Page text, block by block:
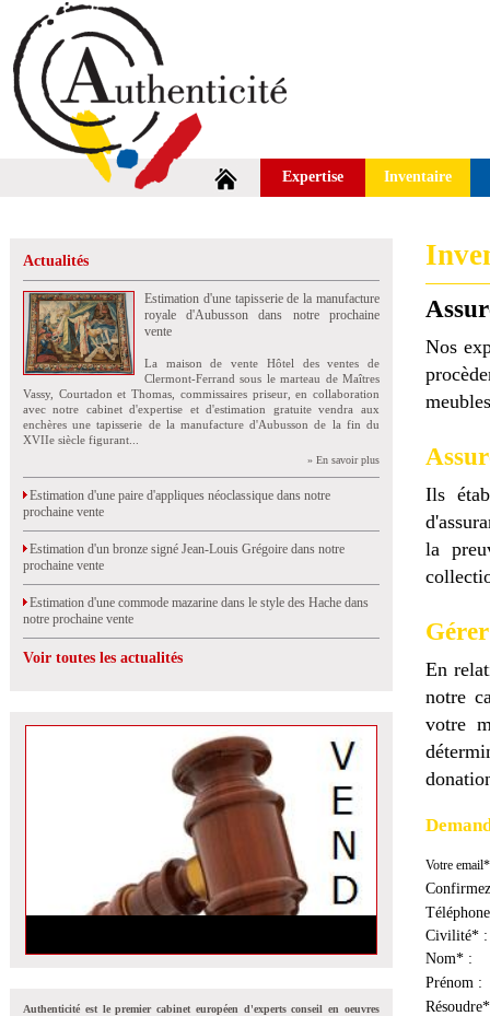
Expertise Inventaire
Actualités
Estimation d'une tapisserie de la manufacture
royale d'Aubusson dans notre prochaine
vente
La maison de vente Hôtel des ventes de
Clermont-Ferrand sous le marteau de Maîtres
Vassy, Courtadon et Thomas, commissaires priseur, en collaboration
avec notre cabinet d'expertise et d'estimation gratuite vendra aux
enchères une tapisserie de la manufacture d'Aubusson de la fin du
XVIIe siècle figurant...
» En savoir plus
Estimation d'une paire d'appliques néoclassique dans notre
prochaine vente
Estimation d'un bronze signé Jean-Louis Grégoire dans notre
prochaine vente
Estimation d'une commode mazarine dans le style des Hache dans
notre prochaine vente
Voir toutes les actualités
Authenticité est le premier cabinet européen d'experts conseil en oeuvres
Nos
Ils
la
En
notre
votre
Votre
Civilité* :
Nom* :
Prénom :